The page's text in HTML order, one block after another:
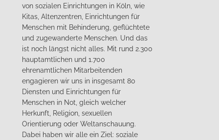
von sozialen Einrichtungen in Köln, wie
Kitas, Altenzentren, Einrichtungen für
Menschen mit Behinderung, geflüchtete
und zugewanderte Menschen. Und das
ist noch längst nicht alles. Mit rund 2.300
hauptamtlichen und 1.700
ehrenamtlichen Mitarbeitenden
engagieren wir uns in insgesamt 80
Diensten und Einrichtungen für
Menschen in Not, gleich welcher
Herkunft, Religion, sexuellen
Orientierung oder Weltanschauung.
Dabei haben wir alle ein Ziel: soziale